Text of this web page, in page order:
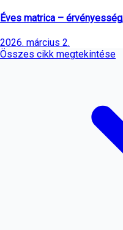
Éves matrica –
2026. március 2.
Összes cikk megtekintése